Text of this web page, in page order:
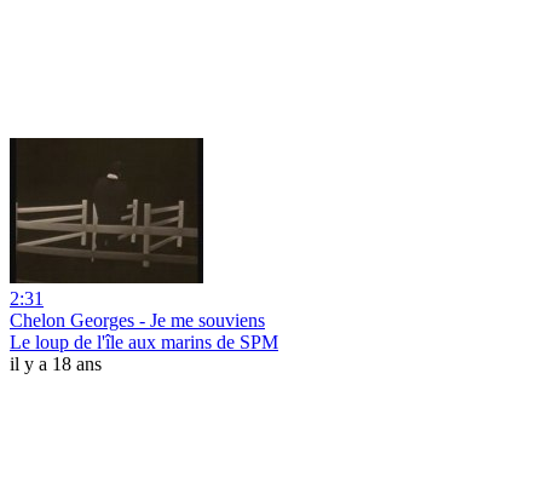
2:31
Chelon Georges - Je me souviens
Le loup de l'île aux marins de SPM
il y a 18 ans